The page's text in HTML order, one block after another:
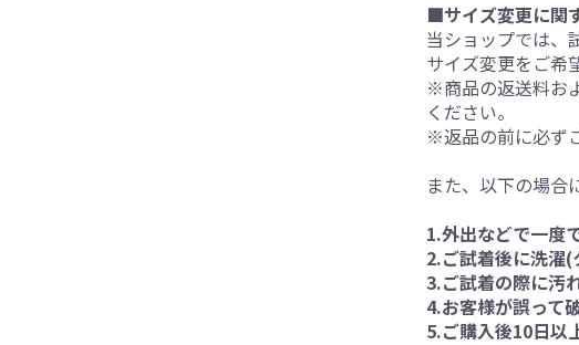
■サイズ変更に関
当ショップでは、
サイズ変更をご希
※商品の返送料お
ください。
※返品の前に必ず
また、以下の場合
1.外出などで一度
2.ご試着後に洗濯
3.ご試着の際に汚
4.お客様が誤って
5.ご購入後10日以